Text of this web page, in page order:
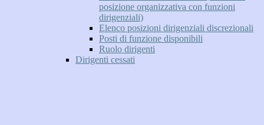
posizione organizzativa con funzioni
dirigenziali)
Elenco posizioni dirigenziali discrezionali
Posti di funzione disponibili
Ruolo dirigenti
Dirigenti cessati